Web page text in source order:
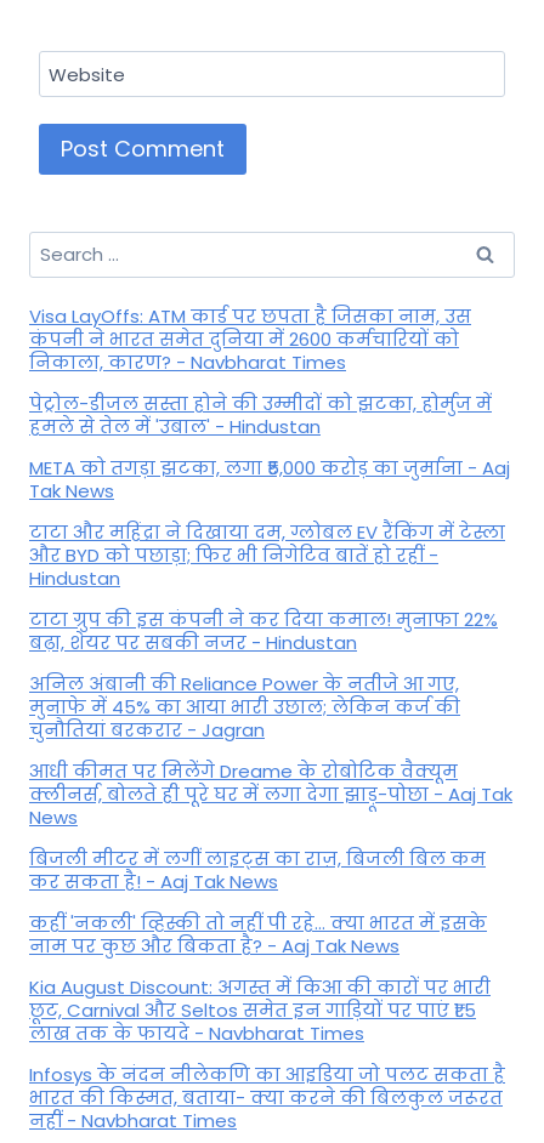
Website
Search
for:
Visa LayOffs: ATM कार्ड पर छपता है जिसका नाम, उस
कंपनी ने भारत समेत दुनिया में 2600 कर्मचारियों को
निकाला, कारण? - Navbharat Times
पेट्रोल-डीजल सस्ता होने की उम्मीदों को झटका, होर्मुज में
हमले से तेल में 'उबाल' - Hindustan
META को तगड़ा झटका, लगा ₹5,000 करोड़ का जुर्माना - Aaj
Tak News
टाटा और महिंद्रा ने दिखाया दम, ग्लोबल EV रैंकिंग में टेस्ला
और BYD को पछाड़ा; फिर भी निगेटिव बातें हो रहीं -
Hindustan
टाटा ग्रुप की इस कंपनी ने कर दिया कमाल! मुनाफा 22%
बढ़ा, शेयर पर सबकी नजर - Hindustan
अनिल अंबानी की Reliance Power के नतीजे आ गए,
मुनाफे में 45% का आया भारी उछाल; लेकिन कर्ज की
चुनौतियां बरकरार - Jagran
आधी कीमत पर मिलेंगे Dreame के रोबोटिक वैक्यूम
क्लीनर्स, बोलते ही पूरे घर में लगा देगा झाड़ू-पोछा - Aaj Tak
News
बिजली मीटर में लगीं लाइट्स का राज़, बिजली बिल कम
कर सकता है! - Aaj Tak News
कहीं 'नकली' व्हिस्की तो नहीं पी रहे... क्या भारत में इसके
नाम पर कुछ और बिकता है? - Aaj Tak News
Kia August Discount: अगस्त में किआ की कारों पर भारी
छूट, Carnival और Seltos समेत इन गाड़ियों पर पाएं ₹1.5
लाख तक के फायदे - Navbharat Times
Infosys के नंदन नीलेकणि का आइडिया जो पलट सकता है
भारत की किस्मत, बताया- क्या करने की बिलकुल जरूरत
नहीं - Navbharat Times